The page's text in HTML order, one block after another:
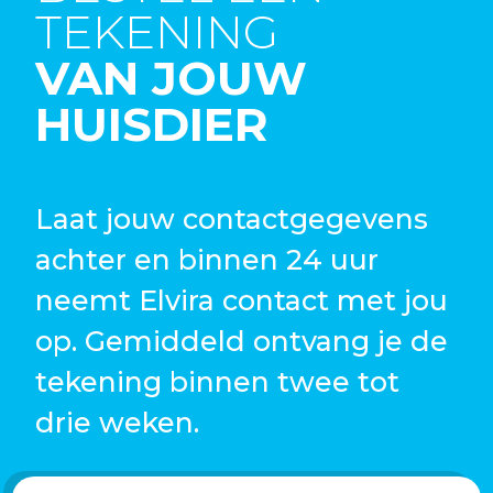
TEKENING
VAN JOUW
HUISDIER
Laat jouw contactgegevens
achter en binnen 24 uur
neemt Elvira contact met jou
op. Gemiddeld ontvang je de
tekening binnen twee tot
drie weken.